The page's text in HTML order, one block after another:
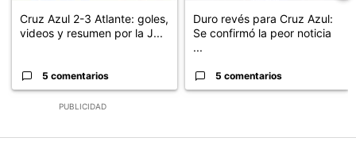
PUBLICIDAD
Cruz Azul 2-3 Atlante: goles,
videos y resumen por la J...
5 comentarios
Duro revés para Cruz Azul:
Se confirmó la peor noticia
...
5 comentarios